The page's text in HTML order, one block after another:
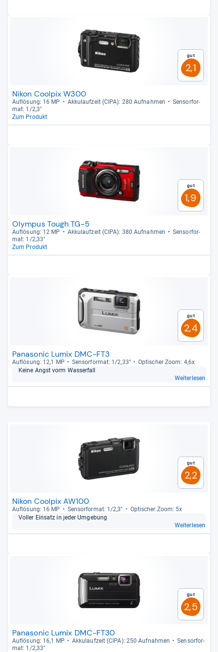
Gut
2,1
Nikon Coolpix W300
Auf­lö­sung: 16 MP Akku­lauf­zeit (CIPA): 280 Auf­nah­men
Sen­sor­for­
mat: 1/2,3"
Zum Produkt
Gut
1,9
Olympus Tough TG-5
Auf­lö­sung: 12 MP Akku­lauf­zeit (CIPA): 380 Auf­nah­men
Sen­sor­for­
mat: 1/2,33"
Zum Produkt
Gut
2,4
Panasonic Lumix DMC-FT3
Auf­lö­sung: 12,1 MP Sen­sor­for­mat: 1/2,33"
Opti­scher Zoom: 4,6x
Keine Angst vorm Was­ser­fall
Weiterlesen
Gut
2,2
Nikon Coolpix AW100
Auf­lö­sung: 16 MP Sen­sor­for­mat: 1/2,3"
Opti­scher Zoom: 5x
Vol­ler Ein­satz in jeder Umge­bung
Weiterlesen
Gut
2,5
Panasonic Lumix DMC-FT30
Auf­lö­sung: 16,1 MP Akku­lauf­zeit (CIPA): 250 Auf­nah­men
Sen­sor­for­
mat: 1/2,33"